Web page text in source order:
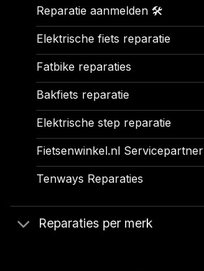
Reparatie aanmelden 🛠️
Elektrische fiets reparatie
Fatbike reparaties
Bakfiets reparatie
Elektrische step reparatie
Fietsenwinkel.nl Servicepartner
Tenways Reparaties
Reparaties per merk